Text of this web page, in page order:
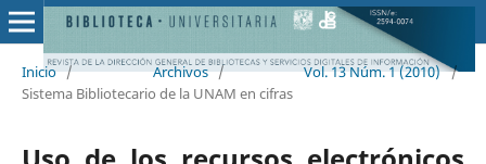
Inicio / Archivos / Vol. 13 Núm. 1 (2010) /
Sistema Bibliotecario de la UNAM en cifras